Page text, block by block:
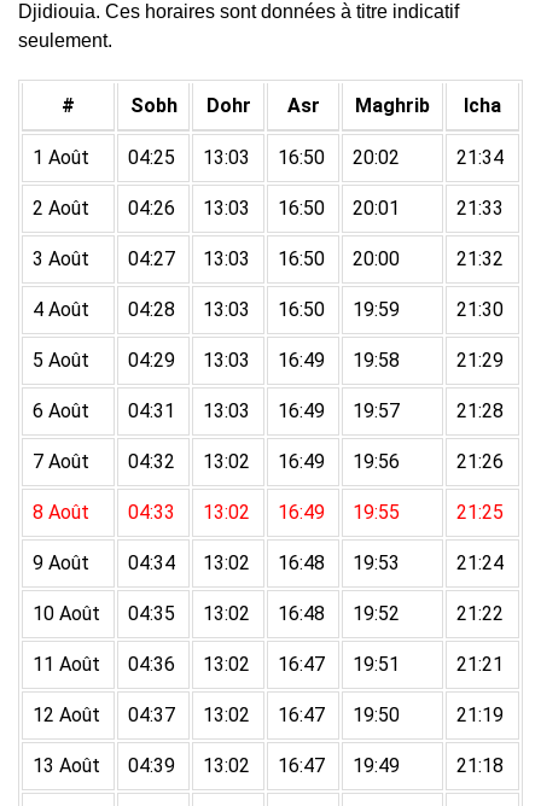
Djidiouia. Ces horaires sont données à titre indicatif
seulement.
# Sobh Dohr Asr Maghrib Icha
1 Août 04:25 13:03 16:50 20:02 21:34
2 Août 04:26 13:03 16:50 20:01 21:33
3 Août 04:27 13:03 16:50 20:00 21:32
4 Août 04:28 13:03 16:50 19:59 21:30
5 Août 04:29 13:03 16:49 19:58 21:29
6 Août 04:31 13:03 16:49 19:57 21:28
7 Août 04:32 13:02 16:49 19:56 21:26
8 Août 04:33 13:02 16:49 19:55 21:25
9 Août 04:34 13:02 16:48 19:53 21:24
10 Août 04:35 13:02 16:48 19:52 21:22
11 Août 04:36 13:02 16:47 19:51 21:21
12 Août 04:37 13:02 16:47 19:50 21:19
13 Août 04:39 13:02 16:47 19:49 21:18